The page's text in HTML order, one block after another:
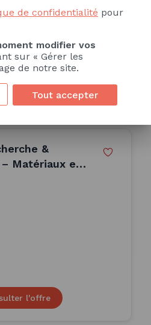
l'offre
&
Matériaux et
l'offre
de confidentialité pour
modifier vos
sur « Gérer les
de notre site.
Tout accepter